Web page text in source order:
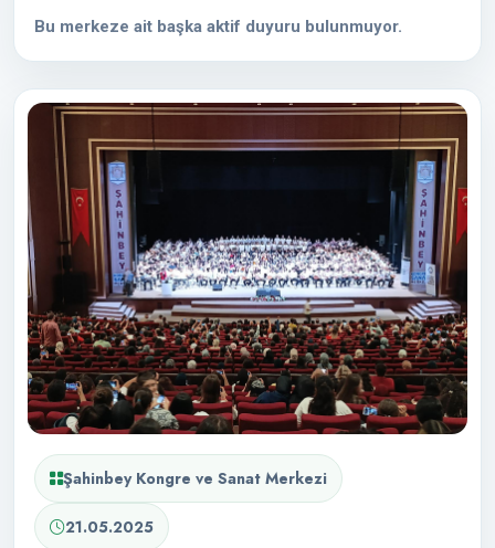
Şahinbey Kongre ve Sanat Merkezi
21.05.2025
Bu merkeze ait başka aktif duyuru bulunmuyor.